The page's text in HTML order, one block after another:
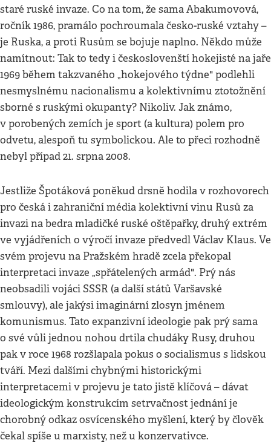
staré ruské invaze. Co na tom, že sama Abakumovová,
ročník 1986, pramálo pochroumala česko-ruské vztahy –
je Ruska, a proti Rusům se bojuje naplno. Někdo může
namítnout: Tak to tedy i českoslovenští hokejisté na jaře
1969 během takzvaného „hokejového týdne" podlehli
nesmyslnému nacionalismu a kolektivnímu ztotožnění
sborné s ruskými okupanty? Nikoliv. Jak známo,
v porobených zemích je sport (a kultura) polem pro
odvetu, alespoň tu symbolickou. Ale to přeci rozhodně
nebyl případ 21. srpna 2008.
Jestliže Špotáková poněkud drsně hodila v rozhovorech
pro česká i zahraniční média kolektivní vinu Rusů za
invazi na bedra mladičké ruské oštěpařky, druhý extrém
ve vyjádřeních o výročí invaze předvedl Václav Klaus. Ve
svém projevu na Pražském hradě zcela překopal
interpretaci invaze „spřátelených armád". Prý nás
neobsadili vojáci SSSR (a další států Varšavské
smlouvy), ale jakýsi imaginární zlosyn jménem
komunismus. Tato expanzivní ideologie pak prý sama
o své vůli jednou nohou drtila chudáky Rusy, druhou
pak v roce 1968 rozšlapala pokus o socialismus s lidskou
tváří. Mezi dalšími chybnými historickými
interpretacemi v projevu je tato jistě klíčová – dávat
ideologickým konstrukcím setrvačnost jednání je
chorobný odkaz osvícenského myšlení, který by člověk
čekal spíše u marxisty, než u konzervativce.